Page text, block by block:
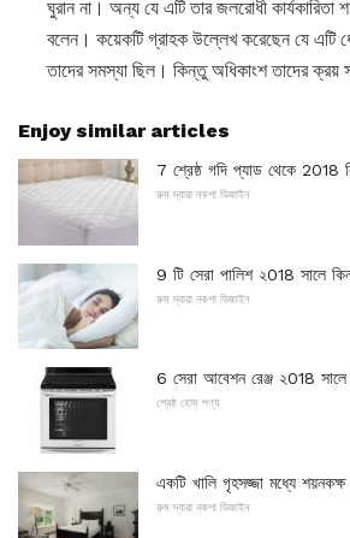
ঘুরান না। অন্য যে এটি তার জলরোধী কার্যকারিতা
বলেন। কয়েকটি গ্রাহক উল্লেখ করেছেন যে এটি
তাদের সমস্যা ছিল। কিন্তু অধিকাংশ তাদের ক্রয়
Enjoy similar articles
7 শ্রেষ্ঠ গদি প্যাড থেকে 2018
রুম দ্বারা নকশা ডিজাইন
9 টি সেরা পালিশ ২018 সালে
রুম দ্বারা নকশা ডিজাইন
6 সেরা আবেশন রেঞ্জ ২018 সালে
শ্রেষ্ঠ হোম পণ্য
একটি খালি গৃহসজ্জা মধ্যে
রুম দ্বারা নকশা ডিজাইন